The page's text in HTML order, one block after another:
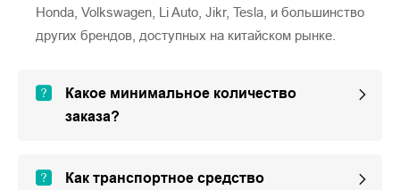
Honda, Volkswagen, Li Auto, Jikr, Tesla, и большинство
других брендов, доступных на китайском рынке.
Какое минимальное количество
заказа?
Как транспортное средство